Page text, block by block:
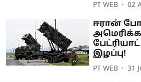
PT WEB 02
ஈரான்
இழப்பு!
PT WEB 31